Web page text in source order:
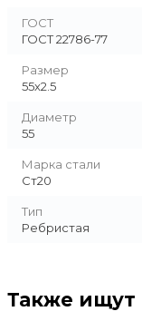
ГОСТ
ГОСТ 22786-77
Размер
55х2.5
Диаметр
55
Марка стали
Ст20
Тип
Ребристая
Также ищут